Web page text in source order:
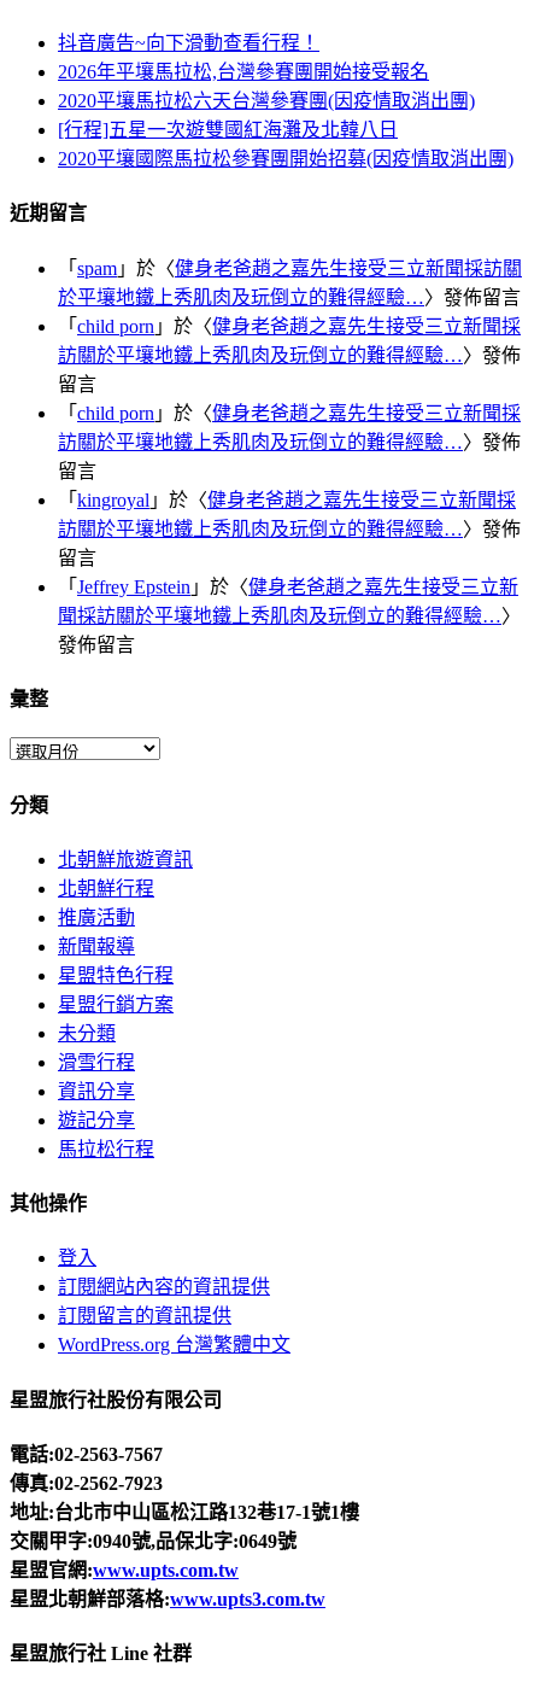
抖音廣告~向下滑動查看行程！
2026年平壤馬拉松,台灣參賽團開始接受報名
2020平壤馬拉松六天台灣參賽團(因疫情取消出團)
[行程]五星一次遊雙國紅海灘及北韓八日
2020平壤國際馬拉松參賽團開始招募(因疫情取消出團)
近期留言
「 spam 」於〈健身老爸趙之嘉先生接受三立新聞採訪關
於平壤地鐵上秀肌肉及玩倒立的難得經驗…〉發佈留言
「 child porn 」於〈健身老爸趙之嘉先生接受三立新聞採
訪關於平壤地鐵上秀肌肉及玩倒立的難得經驗…〉發佈
留言
「 child porn 」於〈健身老爸趙之嘉先生接受三立新聞採
訪關於平壤地鐵上秀肌肉及玩倒立的難得經驗…〉發佈
留言
「 kingroyal 」於〈健身老爸趙之嘉先生接受三立新聞採
訪關於平壤地鐵上秀肌肉及玩倒立的難得經驗…〉發佈
留言
「 Jeffrey Epstein 」於〈健身老爸趙之嘉先生接受三立新
聞採訪關於平壤地鐵上秀肌肉及玩倒立的難得經驗…〉
發佈留言
彙整
彙
分類
北朝鮮旅遊資訊
北朝鮮行程
推廣活動
新聞報導
星盟特色行程
星盟行銷方案
未分類
滑雪行程
資訊分享
遊記分享
馬拉松行程
其他操作
登入
訂閱網站內容的資訊提供
訂閱留言的資訊提供
WordPress.org 台灣繁體中文
星盟旅行社股份有限公司
電話:02-2563-7567
傳真:02-2562-7923
地址:台北市中山區松江路132巷17-1號1樓
交關甲字:0940號,品保北字:0649號
星盟官網:www.upts.com.tw
星盟北朝鮮部落格:www.upts3.com.tw
星盟旅行社 Line 社群